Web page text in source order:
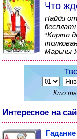
Что
Найди
*Карта
Марины
Кто ты
Интересное на
Гадание